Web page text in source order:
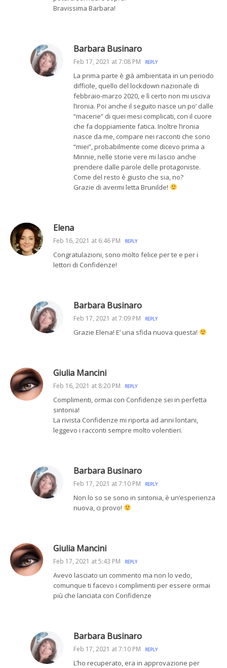
Bravissima Barbara!
Barbara Businaro
Feb 17, 2021 at 7:08 PM REPLY
La prima parte è già ambientata in un periodo
difficile, quello del lockdown nazionale di
febbraio-marzo 2020, e lì certo non mi usciva
l’ironia. Poi anche il seguito nasce un po’ dalle
“macerie” di quei mesi complicati, con il cuore
che fa doppiamente fatica. Inoltre l’ironia
nasce da me, compare nei racconti che sono
“miei”, probabilmente come dicevo prima a
Minnie, nelle storie vere mi lascio anche
prendere dalle parole delle protagoniste.
Come del resto è giusto che sia, no?
Grazie di avermi letta Brunilde!
Elena
Feb 16, 2021 at 6:46 PM REPLY
Congratulazioni, sono molto felice per te e per i
lettori di Confidenze!
Barbara Businaro
Feb 17, 2021 at 7:09 PM REPLY
Grazie Elena! E’ una sfida nuova questa!
Giulia Mancini
Feb 16, 2021 at 8:20 PM REPLY
Complimenti, ormai con Confidenze sei in perfetta
sintonia!
La rivista Confidenze mi riporta ad anni lontani,
leggevo i racconti sempre molto volentieri.
Barbara Businaro
Feb 17, 2021 at 7:10 PM REPLY
Non lo so se sono in sintonia, è un’esperienza
nuova, ci provo!
Giulia Mancini
Feb 17, 2021 at 5:43 PM REPLY
Avevo lasciato un commento ma non lo vedo,
comunque ti facevo i complimenti per essere ormai
più che lanciata con Confidenze
Barbara Businaro
Feb 17, 2021 at 7:10 PM REPLY
L’ho recuperato, era in approvazione per